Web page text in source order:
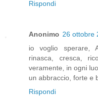
Rispondi
Anonimo 26 ottobre
io voglio sperare,
rinasca, cresca,
veramente, in ogni
un abbraccio, forte e
Rispondi